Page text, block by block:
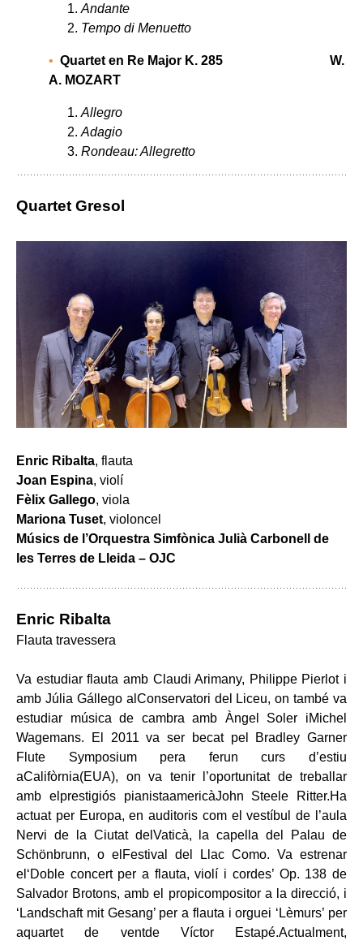
Andante
Tempo di Menuetto
Quartet en Re Major K. 285 W.
A. MOZART
Allegro
Adagio
Rondeau: Allegretto
Quartet Gresol
Enric Ribalta, flauta
Joan Espina, violí
Fèlix Gallego, viola
Mariona Tuset, violoncel
Músics de l’Orquestra Simfònica Julià Carbonell de
les Terres de Lleida – OJC
Enric Ribalta
Flauta travessera
Va estudiar flauta amb Claudi Arimany, Philippe Pierlot i
amb Júlia Gállego alConservatori del Liceu, on també va
estudiar música de cambra amb Àngel Soler iMichel
Wagemans. El 2011 va ser becat pel Bradley Garner
Flute Symposium pera ferun curs d’estiu
aCalifòrnia(EUA), on va tenir l’oportunitat de treballar
amb elprestigiós pianistaamericàJohn Steele Ritter.Ha
actuat per Europa, en auditoris com el vestíbul de l’aula
Nervi de la Ciutat delVaticà, la capella del Palau de
Schönbrunn, o elFestival del Llac Como. Va estrenar
el‘Doble concert per a flauta, violí i cordes’ Op. 138 de
Salvador Brotons, amb el propicompositor a la direcció, i
‘Landschaft mit Gesang’ per a flauta i orguei ‘Lèmurs’ per
aquartet de ventde Víctor Estapé.Actualment,